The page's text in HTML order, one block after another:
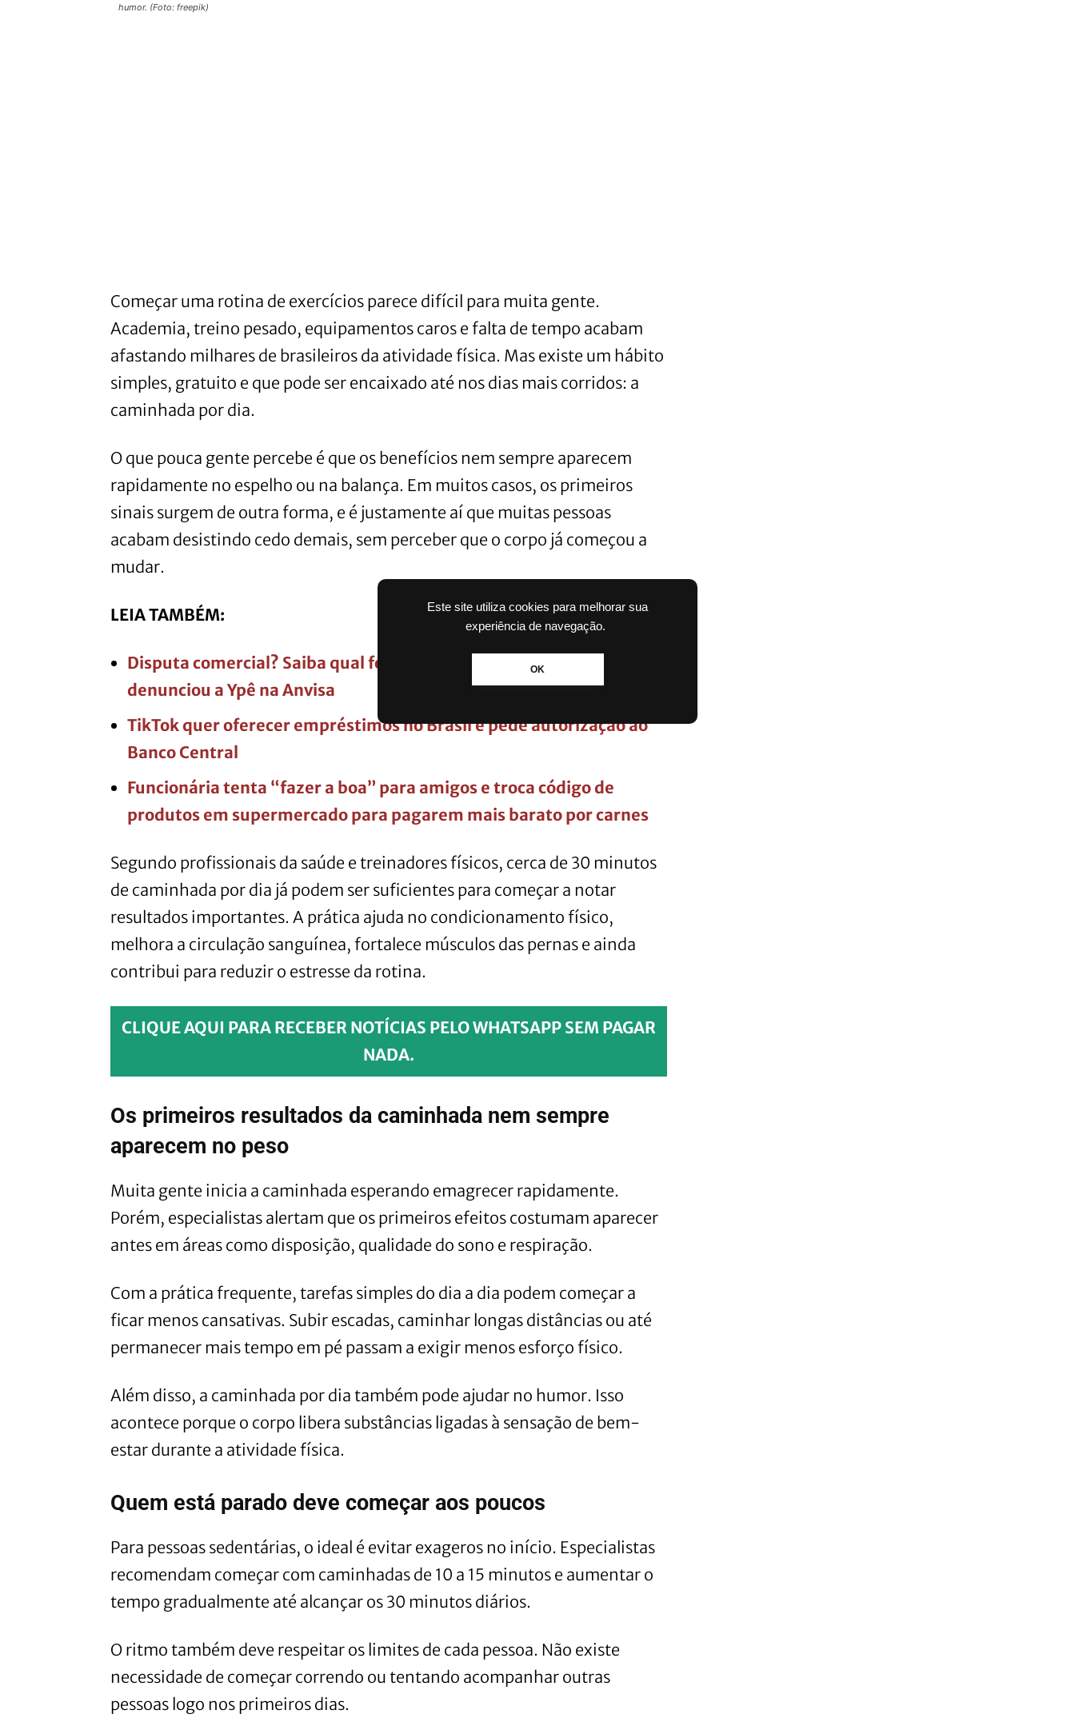
Este site utiliza cookies para melhorar sua
experiência de navegação.
OK
humor. (Foto: freepik)
Começar uma rotina de exercícios parece difícil para muita gente.
Academia, treino pesado, equipamentos caros e falta de tempo acabam
afastando milhares de brasileiros da atividade física. Mas existe um hábito
simples, gratuito e que pode ser encaixado até nos dias mais corridos: a
caminhada por dia.
O que pouca gente percebe é que os benefícios nem sempre aparecem
rapidamente no espelho ou na balança. Em muitos casos, os primeiros
sinais surgem de outra forma, e é justamente aí que muitas pessoas
acabam desistindo cedo demais, sem perceber que o corpo já começou a
mudar.
LEIA TAMBÉM:
Disputa comercial? Saiba qual foi a marca concorrente que
denunciou a Ypê na Anvisa
TikTok quer oferecer empréstimos no Brasil e pede autorização ao
Banco Central
Funcionária tenta “fazer a boa” para amigos e troca código de
produtos em supermercado para pagarem mais barato por carnes
Segundo profissionais da saúde e treinadores físicos, cerca de 30 minutos
de caminhada por dia já podem ser suficientes para começar a notar
resultados importantes. A prática ajuda no condicionamento físico,
melhora a circulação sanguínea, fortalece músculos das pernas e ainda
contribui para reduzir o estresse da rotina.
CLIQUE AQUI PARA RECEBER NOTÍCIAS PELO WHATSAPP SEM PAGAR
NADA.
Os primeiros resultados da caminhada nem sempre
aparecem no peso
Muita gente inicia a caminhada esperando emagrecer rapidamente.
Porém, especialistas alertam que os primeiros efeitos costumam aparecer
antes em áreas como disposição, qualidade do sono e respiração.
Com a prática frequente, tarefas simples do dia a dia podem começar a
ficar menos cansativas. Subir escadas, caminhar longas distâncias ou até
permanecer mais tempo em pé passam a exigir menos esforço físico.
Além disso, a caminhada por dia também pode ajudar no humor. Isso
acontece porque o corpo libera substâncias ligadas à sensação de bem-
estar durante a atividade física.
Quem está parado deve começar aos poucos
Para pessoas sedentárias, o ideal é evitar exageros no início. Especialistas
recomendam começar com caminhadas de 10 a 15 minutos e aumentar o
tempo gradualmente até alcançar os 30 minutos diários.
O ritmo também deve respeitar os limites de cada pessoa. Não existe
necessidade de começar correndo ou tentando acompanhar outras
pessoas logo nos primeiros dias.